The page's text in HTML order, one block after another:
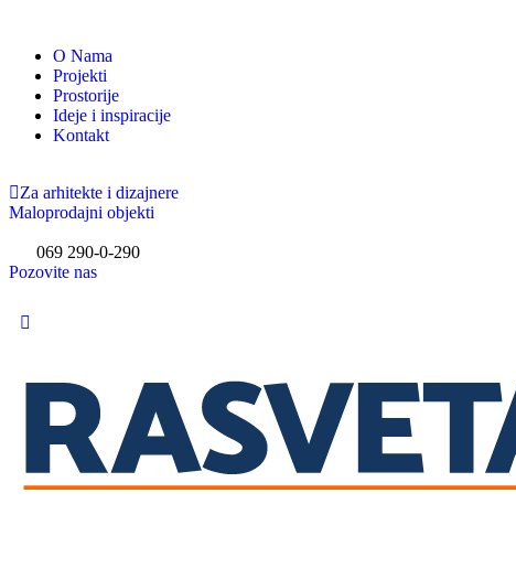
O Nama
Projekti
Prostorije
Ideje i inspiracije
Kontakt
Za arhitekte i dizajnere
Maloprodajni objekti
069 290-0-290
Pozovite nas